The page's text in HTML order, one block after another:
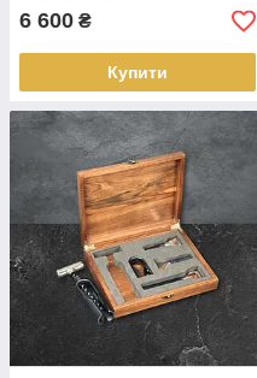
6 600 ₴
Купити